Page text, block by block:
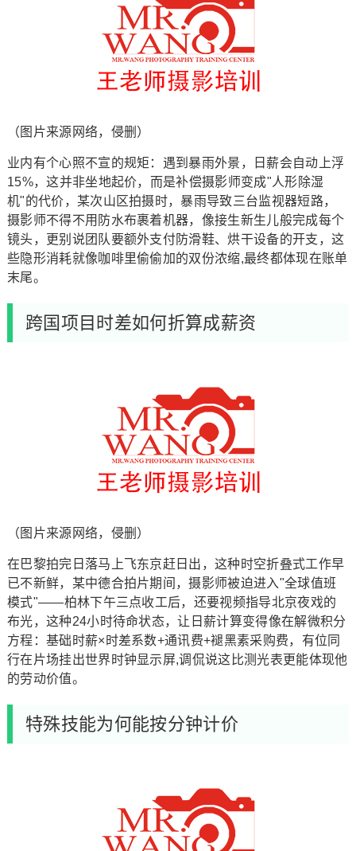
（图片来源网络，侵删）
业内有个心照不宣的规矩：遇到暴雨外景，日薪会自动上浮
15%，这并非坐地起价，而是补偿摄影师变成"人形除湿
机"的代价，某次山区拍摄时，暴雨导致三台监视器短路，
摄影师不得不用防水布裹着机器，像接生新生儿般完成每个
镜头，更别说团队要额外支付防滑鞋、烘干设备的开支，这
些隐形消耗就像咖啡里偷偷加的双份浓缩,最终都体现在账单
末尾。
跨国项目时差如何折算成薪资
（图片来源网络，侵删）
在巴黎拍完日落马上飞东京赶日出，这种时空折叠式工作早
已不新鲜，某中德合拍片期间，摄影师被迫进入"全球值班
模式"——柏林下午三点收工后，还要视频指导北京夜戏的
布光，这种24小时待命状态，让日薪计算变得像在解微积分
方程：基础时薪×时差系数+通讯费+褪黑素采购费，有位同
行在片场挂出世界时钟显示屏,调侃说这比测光表更能体现他
的劳动价值。
特殊技能为何能按分钟计价